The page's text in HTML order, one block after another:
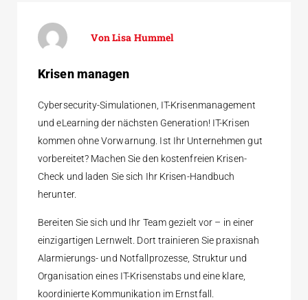
Lisa Hummel
Krisen managen
Cybersecurity-Simulationen, IT-Krisenmanagement
und eLearning der nächsten Generation! IT-Krisen
kommen ohne Vorwarnung. Ist Ihr Unternehmen gut
vorbereitet? Machen Sie den kostenfreien Krisen-
Check und laden Sie sich Ihr Krisen-Handbuch
herunter.
Bereiten Sie sich und Ihr Team gezielt vor – in einer
einzigartigen Lernwelt. Dort trainieren Sie praxisnah
Alarmierungs- und Notfallprozesse, Struktur und
Organisation eines IT-Krisenstabs und eine klare,
koordinierte Kommunikation im Ernstfall.